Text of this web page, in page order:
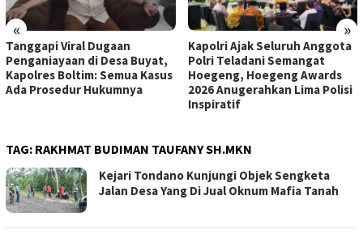
« »
Kapolri Ajak Seluruh Anggota
Polri Teladani Semangat
Hoegeng, Hoegeng Awards
2026 Anugerahkan Lima Polisi
Warga Sipil Ditembak, Tokoh
Adat Desak Panglima TNI Usut
Tuntas Dugaan Keterlibatan
Oknum Anggota di Sorong
TAG: RAKHMAT BUDIMAN TAUFANY SH.MKN
Kejari Tondano Kunjungi Objek Sengketa
Jalan Desa Yang Di Jual Oknum Mafia Tanah